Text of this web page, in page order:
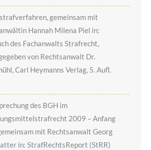
gemeinsam mit
Hannah Milena Piel in:
des Fachanwalts Strafrecht,
von Rechtsanwalt Dr.
Carl Heymanns Verlag, 5. Aufl.
des BGH im
2009 – Anfang
mit Rechtsanwalt Georg
in: StrafRechtsReport (StRR)